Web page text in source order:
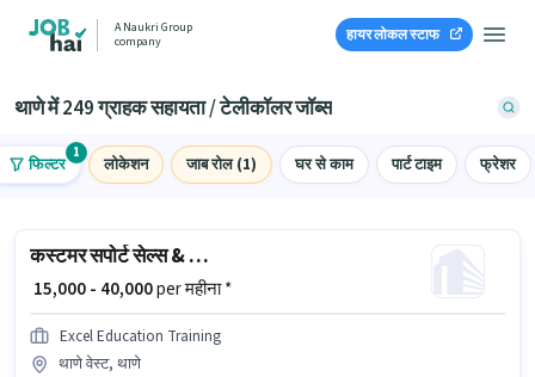
A Naukri Group
company
हायर लोकल स्टाफ
थाणे में 249 ग्राहक सहायता / टेलीकॉलर जॉब्स
फिल्टर
1
लोकेशन जाब रोल (1) घर से काम पार्ट टाइम फ्रेशर
कस्टमर सपोर्ट सेल्स & मार्केटिंग एग्जीक्यूटिव
₹ 15,000 - 40,000per महीना *
Excel Education Training
थाणे वेस्ट, थाणे